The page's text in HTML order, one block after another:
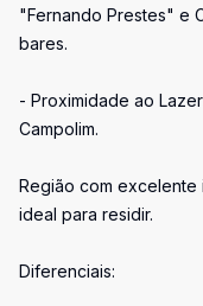
"Fernando Prestes" e
bares.
- Proximidade ao
Campolim.
Região com excelente
ideal para residir.
Diferenciais: